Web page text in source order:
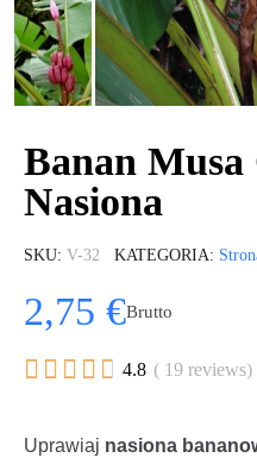
Banan
Nasiona
SKU V-32 KATEGORIA
2,75 €Brutto
     4.8 ( 19 reviews)
Uprawiaj nasiona